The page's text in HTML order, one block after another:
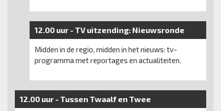
12.00 uur - TV uitzending: Nieuwsronde
Midden in de regio, midden in het nieuws: tv-
programma met reportages en actualiteiten.
12.00 uur - Tussen Twaalf en Twee